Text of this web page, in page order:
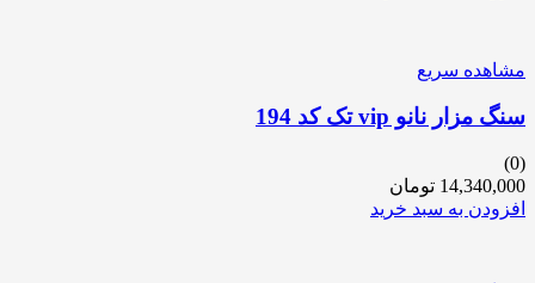
مشاهده سریع
سنگ مزار نانو vip تک کد 194
(0)
14,340,000 تومان
افزودن به سبد خرید